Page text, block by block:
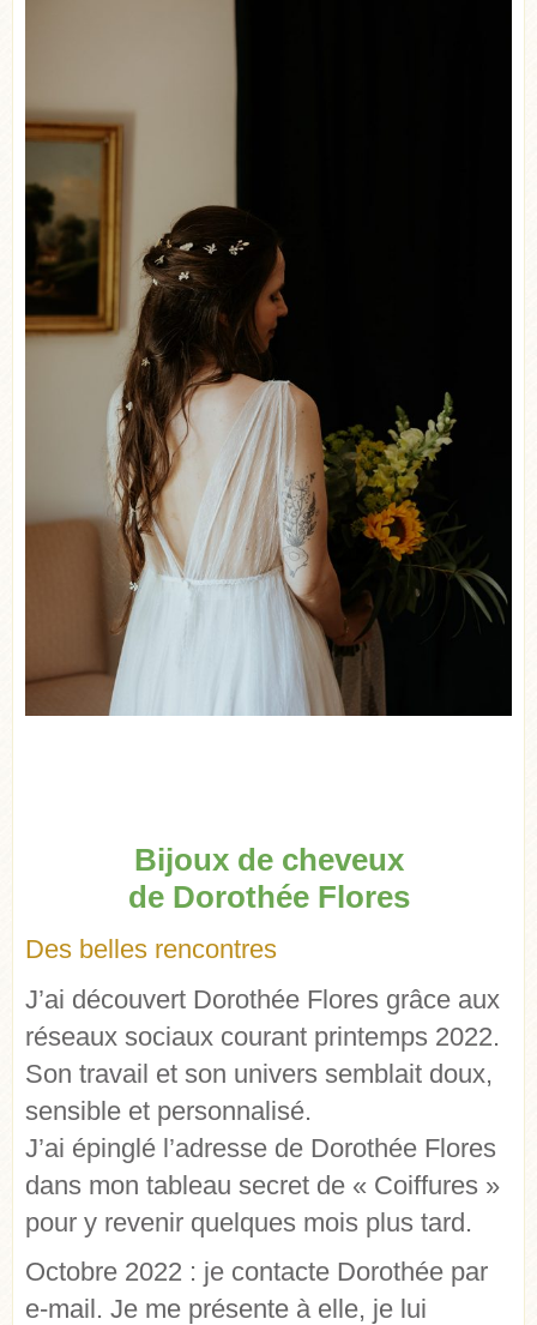
Bijoux de cheveux
de Dorothée Flores
Des belles rencontres
J’ai découvert Dorothée Flores grâce aux
réseaux sociaux courant printemps 2022.
Son travail et son univers semblait doux,
sensible et personnalisé.
J’ai épinglé l’adresse de Dorothée Flores
dans mon tableau secret de « Coiffures »
pour y revenir quelques mois plus tard.
Octobre 2022 : je contacte Dorothée par
e-mail. Je me présente à elle, je lui